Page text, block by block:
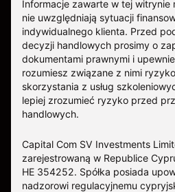
Informacje zawarte w tej witrynie
nie uwzględniają sytuacji
indywidualnego klienta. Przed
decyzji handlowych prosimy o
dokumentami prawnymi i
rozumiesz związane z nimi
skorzystania z usług
lepiej zrozumieć ryzyko przed
handlowych.
Capital Com SV Investments
zarejestrowaną w Republice
HE 354252. Spółka posiada
nadzorowi regulacyjnemu